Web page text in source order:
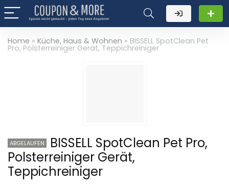
Home » Küche, Haus & Wohnen » BISSELL SpotClean Pet
Pro, Polsterreiniger Gerät, Teppichreiniger
ABGELAUFEN
BISSELL SpotClean Pet Pro,
Polsterreiniger Gerät,
Teppichreiniger